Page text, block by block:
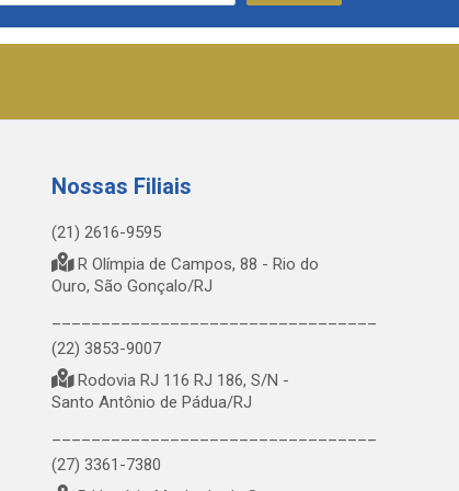
Nossas Filiais
(21) 2616-9595
R Olímpia de Campos, 88 - Rio do
Ouro, São Gonçalo/RJ
(22) 3853-9007
Rodovia RJ 116 RJ 186, S/N -
Santo Antônio de Pádua/RJ
(27) 3361-7380